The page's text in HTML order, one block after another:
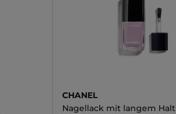
CHANEL
Nagellack mit langem Halt